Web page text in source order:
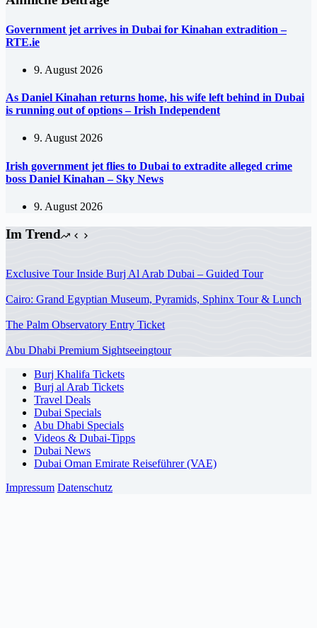
Government jet arrives in Dubai for Kinahan extradition –
RTE.ie
9. August 2026
As Daniel Kinahan returns home, his wife left behind in Dubai
is running out of options – Irish Independent
9. August 2026
Irish government jet flies to Dubai to extradite alleged crime
boss Daniel Kinahan – Sky News
9. August 2026
Im Trend
Exclusive Tour Inside Burj Al Arab Dubai – Guided Tour
Cairo: Grand Egyptian Museum, Pyramids, Sphinx Tour & Lunch
The Palm Observatory Entry Ticket
Abu Dhabi Premium Sightseeingtour
Burj Khalifa Tickets
Burj al Arab Tickets
Travel Deals
Dubai Specials
Abu Dhabi Specials
Videos & Dubai-Tipps
Dubai News
Dubai Oman Emirate Reiseführer (VAE)
Impressum Datenschutz